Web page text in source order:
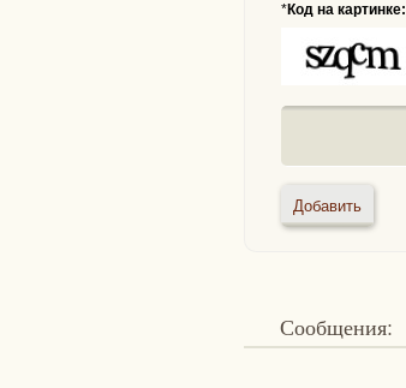
*Код на картинке:
Сообщения: